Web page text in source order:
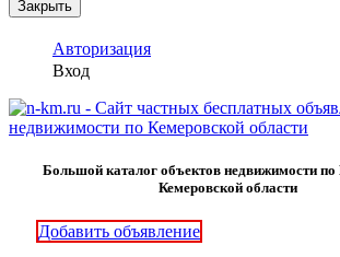
Закрыть
Авторизация
Вход
Большой каталог объектов недвижимости по
Кемеровской области
Добавить объявление